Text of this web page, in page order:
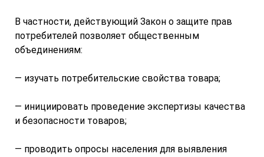
В частности, действующий Закон о защите прав
потребителей позволяет общественным
объединениям:
— изучать потребительские свойства товара;
— инициировать проведение экспертизы качества
и безопасности товаров;
— проводить опросы населения для выявления